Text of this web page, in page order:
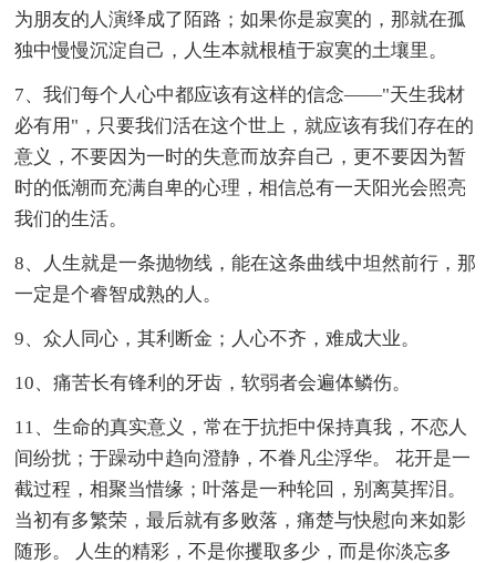
为朋友的人演绎成了陌路；如果你是寂寞的，那就在孤
独中慢慢沉淀自己，人生本就根植于寂寞的土壤里。
7、我们每个人心中都应该有这样的信念——"天生我材
必有用"，只要我们活在这个世上，就应该有我们存在的
意义，不要因为一时的失意而放弃自己，更不要因为暂
时的低潮而充满自卑的心理，相信总有一天阳光会照亮
我们的生活。
8、人生就是一条抛物线，能在这条曲线中坦然前行，那
一定是个睿智成熟的人。
9、众人同心，其利断金；人心不齐，难成大业。
10、痛苦长有锋利的牙齿，软弱者会遍体鳞伤。
11、生命的真实意义，常在于抗拒中保持真我，不恋人
间纷扰；于躁动中趋向澄静，不眷凡尘浮华。 花开是一
截过程，相聚当惜缘；叶落是一种轮回，别离莫挥泪。
当初有多繁荣，最后就有多败落，痛楚与快慰向来如影
随形。 人生的精彩，不是你攫取多少，而是你淡忘多